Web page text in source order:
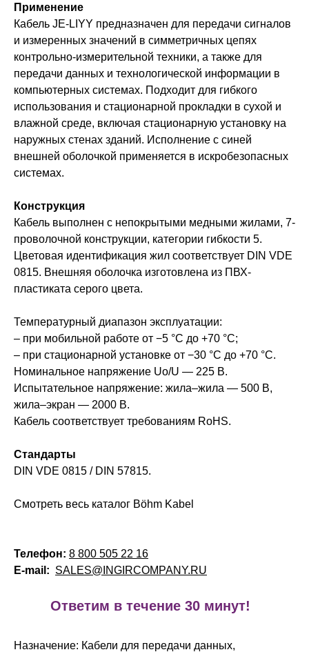
Применение
Кабель JE-LIYY предназначен для передачи сигналов
и измеренных значений в симметричных цепях
контрольно-измерительной техники, а также для
передачи данных и технологической информации в
компьютерных системах. Подходит для гибкого
использования и стационарной прокладки в сухой и
влажной среде, включая стационарную установку на
наружных стенах зданий. Исполнение с синей
внешней оболочкой применяется в искробезопасных
системах.
Конструкция
Кабель выполнен с непокрытыми медными жилами, 7-
проволочной конструкции, категории гибкости 5.
Цветовая идентификация жил соответствует DIN VDE
0815. Внешняя оболочка изготовлена из ПВХ-
пластиката серого цвета.
Температурный диапазон эксплуатации:
– при мобильной работе от −5 °C до +70 °C;
– при стационарной установке от −30 °C до +70 °C.
Номинальное напряжение Uo/U — 225 В.
Испытательное напряжение: жила–жила — 500 В,
жила–экран — 2000 В.
Кабель соответствует требованиям RoHS.
Стандарты
DIN VDE 0815 / DIN 57815.
Смотреть весь каталог Böhm Kabel
Телефон: 8 800 505 22 16
E-mail: SALES@INGIRCOMPANY.RU
Ответим в течение 30 минут!
Назначение: Кабели для передачи данных,